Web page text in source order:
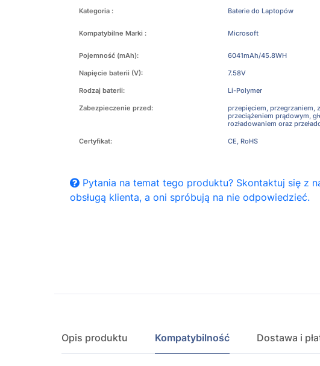
Kategoria : Baterie do Laptopów
Kompatybilne Marki : Microsoft
Pojemność (mAh): 6041mAh/45.8WH
Napięcie baterii (V): 7.58V
Rodzaj baterii: Li-Polymer
Zabezpieczenie przed:
przepięciem, przegrzaniem,
przeciążeniem prądowym,
rozładowaniem oraz
Certyfikat: CE, RoHS
Pytania na temat tego produktu? Skontaktuj się z
obsługą klienta, a oni spróbują na nie odpowiedzieć.
Opis produktu Kompatybilność Dostawa i